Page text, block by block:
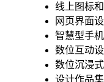
线上图标
网页界面
智慧型手
数位互动
数位沉浸
设计作品